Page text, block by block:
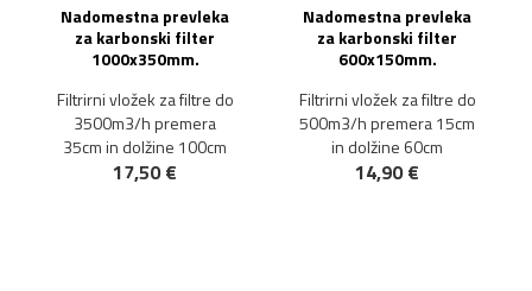
Nadomestna prevleka
za karbonski filter
1000x350mm.
Filtrirni vložek za filtre do
3500m3/h premera
35cm in dolžine 100cm
17,50 €
Nadomestna prevleka
za karbonski filter
600x150mm.
Filtrirni vložek za filtre do
500m3/h premera 15cm
in dolžine 60cm
14,90 €